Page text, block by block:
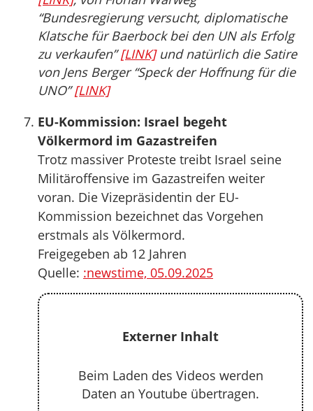
“Bundesregierung versucht, diplomatische
Klatsche für Baerbock bei den UN als Erfolg
zu verkaufen”[LINK]und natürlich die Satire
von Jens Berger “Speck der Hoffnung für die
UNO”[LINK]
EU-Kommission: Israel begeht
Völkermord im Gazastreifen
Trotz massiver Proteste treibt Israel seine
Militäroffensive im Gazastreifen weiter
voran. Die Vizepräsidentin der EU-
Kommission bezeichnet das Vorgehen
erstmals als Völkermord.
Freigegeben ab 12 Jahren
Quelle: :newstime, 05.09.2025
Externer Inhalt
Beim Laden des Videos werden
Daten an Youtube übertragen.